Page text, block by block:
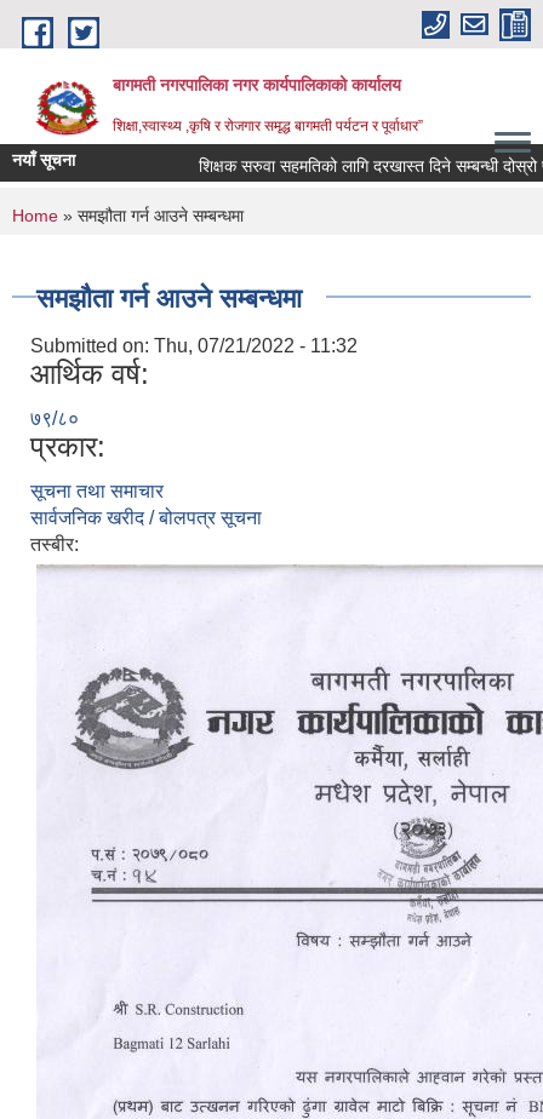
Skip to main content
बागमती नगरपालिका नगर कार्यपालिकाको कार्यालय
शिक्षा,स्वास्थ्य ,कृषि र रोजगार समृद्ध बागमती पर्यटन र पूर्वाधार”
नयाँ सूचना शिक्षक सरुवा सहमतिको लागि दरखास्त दिने सम्बन्धी
You are here
Home » समझौता गर्न आउने सम्बन्धमा
समझौता गर्न आउने सम्बन्धमा
Submitted on: Thu, 07/21/2022 - 11:32
आर्थिक वर्ष:
७९/८०
प्रकार:
सूचना तथा समाचार
सार्वजनिक खरीद / बोलपत्र सूचना
तस्बीर: